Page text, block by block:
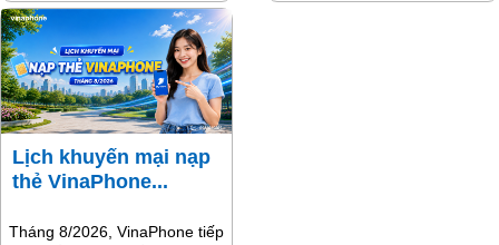
được người hâm mộ bóng đá
Việt Nam mong chờ nhất
trong năm. Bên cạnh đó là
nhiều giải đấu quốc tế hấp
dẫn, gameshow đình đám và
các bộ phim phát song song
với nước ngoài, giúp MyTV
tiếp tục khẳng định vị thế là
nền tảng giải trí hàng đầu
dành cho mọi gia đình.
Lịch khuyến mại nạp
thẻ VinaPhone...
Tháng 8/2026, VinaPhone tiếp